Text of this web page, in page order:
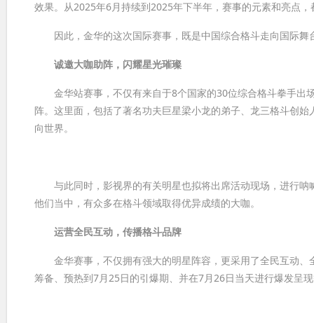
效果。从2025年6月持续到2025年下半年，赛事的元素和亮点
因此，金华的这次国际赛事，既是中国综合格斗走向国际舞
诚邀大咖助阵，闪耀星光璀璨
金华站赛事，不仅有来自于8个国家的30位综合格斗拳手出
阵。这里面，包括了著名功夫巨星梁小龙的弟子、龙三格斗创
向世界。
与此同时，影视界的有关明星也拟将出席活动现场，进行呐
他们当中，有众多在格斗领域取得优异成绩的大咖。
运营全民互动，传播格斗品牌
金华赛事，不仅拥有强大的明星阵容，更采用了全民互动、
筹备、预热到7月25日的引爆期、并在7月26日当天进行爆发呈